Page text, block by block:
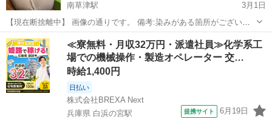
南草津駅
3月1日
【現在断捨離中】 画像の通りです。 備考:染みがある箇所がございま
す。ただ、漂白剤等で落ちるかもしれません。 [お取引場所] スターグ
リーンヒル店 [取引時間帯] 平日17:30頃、土日終日 (お気軽にご相談
下さい)
滋賀 草津市 南草津駅 ソファ 時間帯
≪寮無料・月収32万円・派遣社員≫化学系工
場での機械操作・製造オペレーター 交…
時給1,400円
日払い
株式会社BREXA Next
兵庫県 白浜の宮駅
提携サイト 6月19日